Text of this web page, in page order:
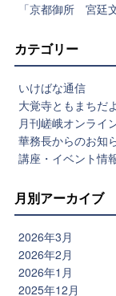
「京都御所 宮廷
カテゴリー
いけばな通信
大覚寺ともまちだ
月刊嵯峨オンライ
華務長からのお知
講座・イベント情
月別アーカイブ
2026年3月
2026年2月
2026年1月
2025年12月